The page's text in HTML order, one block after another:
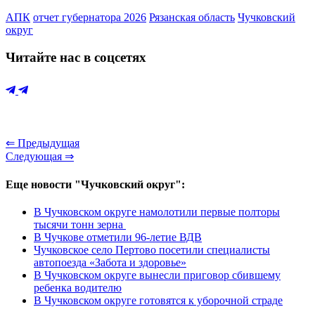
АПК отчет губернатора 2026 Рязанская область Чучковский
округ
Читайте нас в соцсетях
⇐ Предыдущая
Следующая ⇒
Еще новости "Чучковский округ":
В Чучковском округе намолотили первые полторы
тысячи тонн зерна
В Чучкове отметили 96-летие ВДВ
Чучковское село Пертово посетили специалисты
автопоезда «Забота и здоровье»
В Чучковском округе вынесли приговор сбившему
ребенка водителю
В Чучковском округе готовятся к уборочной страде